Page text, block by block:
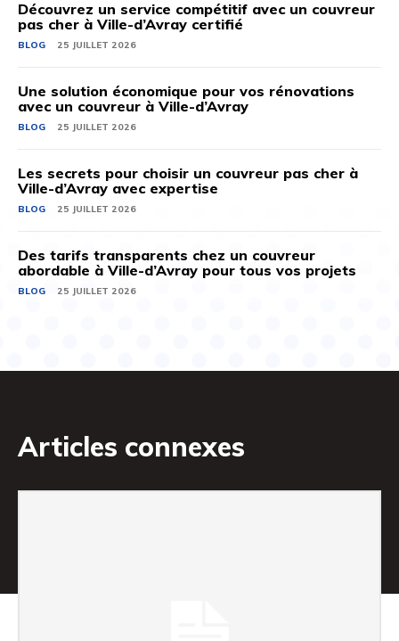
Découvrez un service compétitif avec un couvreur
pas cher à Ville-d’Avray certifié
BLOG 25 JUILLET 2026
Une solution économique pour vos rénovations
avec un couvreur à Ville-d’Avray
BLOG 25 JUILLET 2026
Les secrets pour choisir un couvreur pas cher à
Ville-d’Avray avec expertise
BLOG 25 JUILLET 2026
Des tarifs transparents chez un couvreur
abordable à Ville-d’Avray pour tous vos projets
BLOG 25 JUILLET 2026
Articles connexes